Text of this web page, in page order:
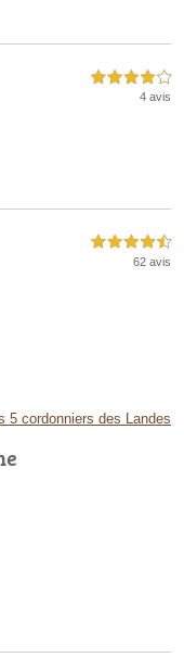
4,0 étoiles sur 5
4 avis
4,5 étoiles sur 5
62 avis
5 cordonniers des Landes